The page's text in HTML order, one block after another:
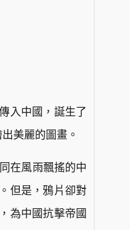
入中國，誕生了
美麗的圖畫。
在風雨飄搖的中
但是，鴉片卻對
為中國抗擊帝國